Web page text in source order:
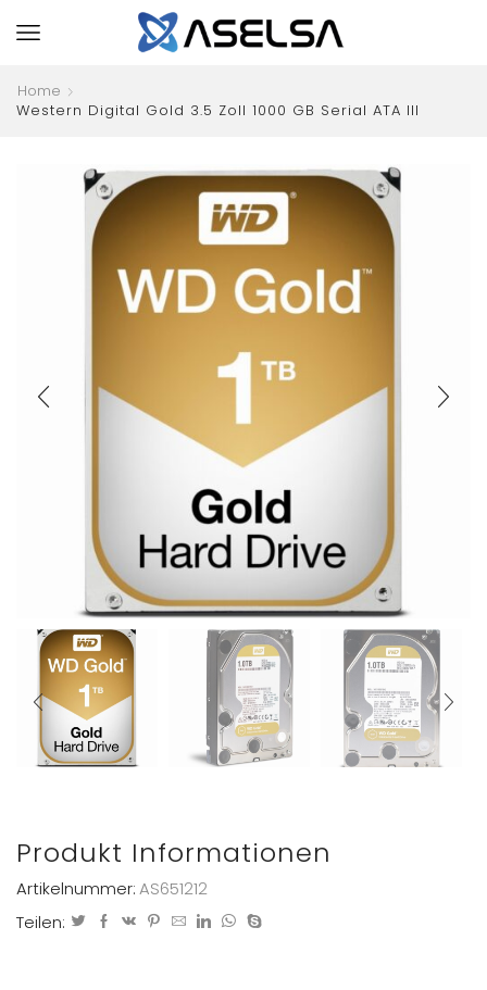
Home
Western Digital Gold 3.5 Zoll 1000 GB Serial ATA III
Produkt Informationen
Artikelnummer:AS651212
Teilen: